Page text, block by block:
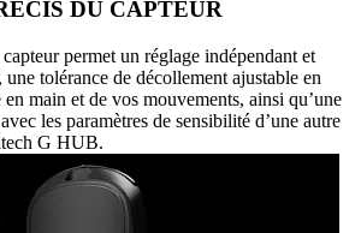
DU CAPTEUR
permet un réglage indépendant et
tolérance de décollement ajustable en
main et de vos mouvements, ainsi qu’une
les paramètres de sensibilité d’une autre
G HUB.